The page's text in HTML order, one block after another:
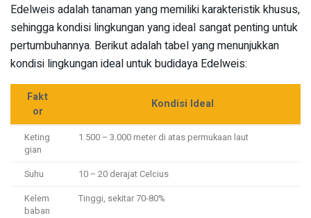
Edelweis adalah tanaman yang memiliki karakteristik khusus,
sehingga kondisi lingkungan yang ideal sangat penting untuk
pertumbuhannya. Berikut adalah tabel yang menunjukkan
kondisi lingkungan ideal untuk budidaya Edelweis:
Fakt
or
Kondisi Ideal
Keting
gian
1.500 – 3.000 meter di atas permukaan laut
Suhu
10 – 20 derajat Celcius
Kelem
baban
Tinggi, sekitar 70-80%